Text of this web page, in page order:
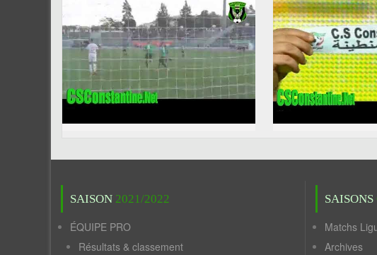
SAISON 2021/2022
ÉQUIPE PRO
Résultats & classement
SAISONS
Matchs
Archives